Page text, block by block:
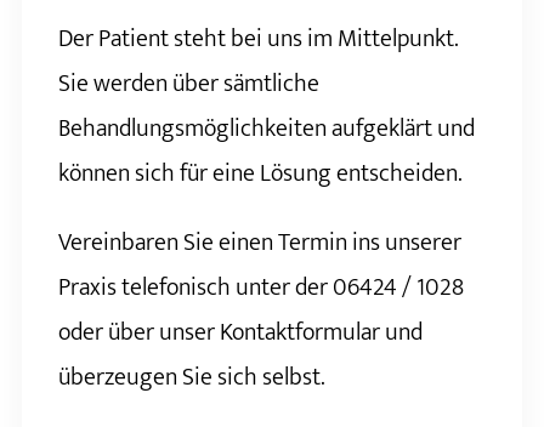
Der Patient steht bei uns im Mittelpunkt.
Sie werden über sämtliche
Behandlungsmöglichkeiten aufgeklärt und
können sich für eine Lösung entscheiden.
Vereinbaren Sie einen Termin ins unserer
Praxis telefonisch unter der 06424 / 1028
oder über unser Kontaktformular und
überzeugen Sie sich selbst.